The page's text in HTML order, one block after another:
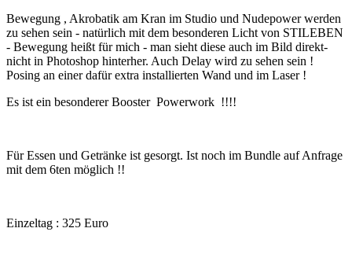
Bewegung , Akrobatik am Kran im Studio und Nudepower werden
zu sehen sein - natürlich mit dem besonderen Licht von STILEBEN
- Bewegung heißt für mich - man sieht diese auch im Bild direkt-
nicht in Photoshop hinterher. Auch Delay wird zu sehen sein !
Posing an einer dafür extra installierten Wand und im Laser !
Es ist ein besonderer Booster Powerwork !!!!
Für Essen und Getränke ist gesorgt. Ist noch im Bundle auf Anfrage
mit dem 6ten möglich !!
Einzeltag : 325 Euro